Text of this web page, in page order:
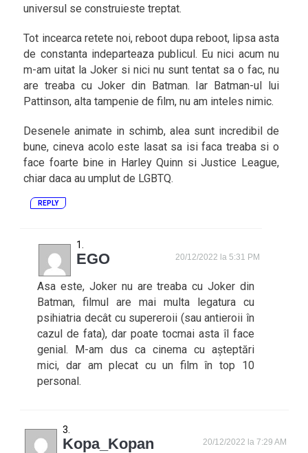
universul se construieste treptat.
Tot incearca retete noi, reboot dupa reboot, lipsa asta
de constanta indeparteaza publicul. Eu nici acum nu
m-am uitat la Joker si nici nu sunt tentat sa o fac, nu
are treaba cu Joker din Batman. Iar Batman-ul lui
Pattinson, alta tampenie de film, nu am inteles nimic.
Desenele animate in schimb, alea sunt incredibil de
bune, cineva acolo este lasat sa isi faca treaba si o
face foarte bine in Harley Quinn si Justice League,
chiar daca au umplut de LGBTQ.
REPLY
EGO 20/12/2022 la 5:31 PM
Asa este, Joker nu are treaba cu Joker din
Batman, filmul are mai multa legatura cu
psihiatria decât cu supereroii (sau antieroii în
cazul de fata), dar poate tocmai asta îl face
genial. M-am dus ca cinema cu așteptări
mici, dar am plecat cu un film în top 10
personal.
Kopa_Kopan 20/12/2022 la 7:29 AM